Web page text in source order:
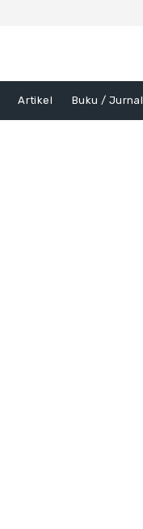
Artikel Buku / Jurnal